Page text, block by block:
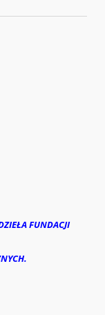
FUNDACJI